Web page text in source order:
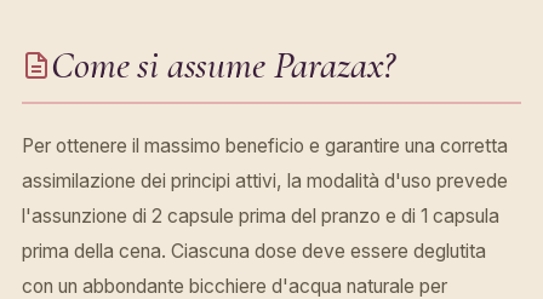
Come si assume Parazax?
Per ottenere il massimo beneficio e garantire una corretta
assimilazione dei principi attivi, la modalità d'uso prevede
l'assunzione di 2 capsule prima del pranzo e di 1 capsula
prima della cena. Ciascuna dose deve essere deglutita
con un abbondante bicchiere d'acqua naturale per